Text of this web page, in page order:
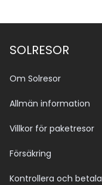
SOLRESOR
Om Solresor
Allmän information
Villkor för paketresor
Försäkring
Kontrollera och